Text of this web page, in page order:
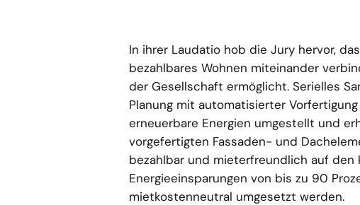
In ihrer Laudatio hob die Jury hervor,
bezahlbares Wohnen miteinander
der Gesellschaft ermöglicht. Serielles
Planung mit automatisierter
erneuerbare Energien umgestellt und
vorgefertigten Fassaden- und
bezahlbar und mieterfreundlich auf den
Energieeinsparungen von bis zu 90
mietkostenneutral umgesetzt werden.